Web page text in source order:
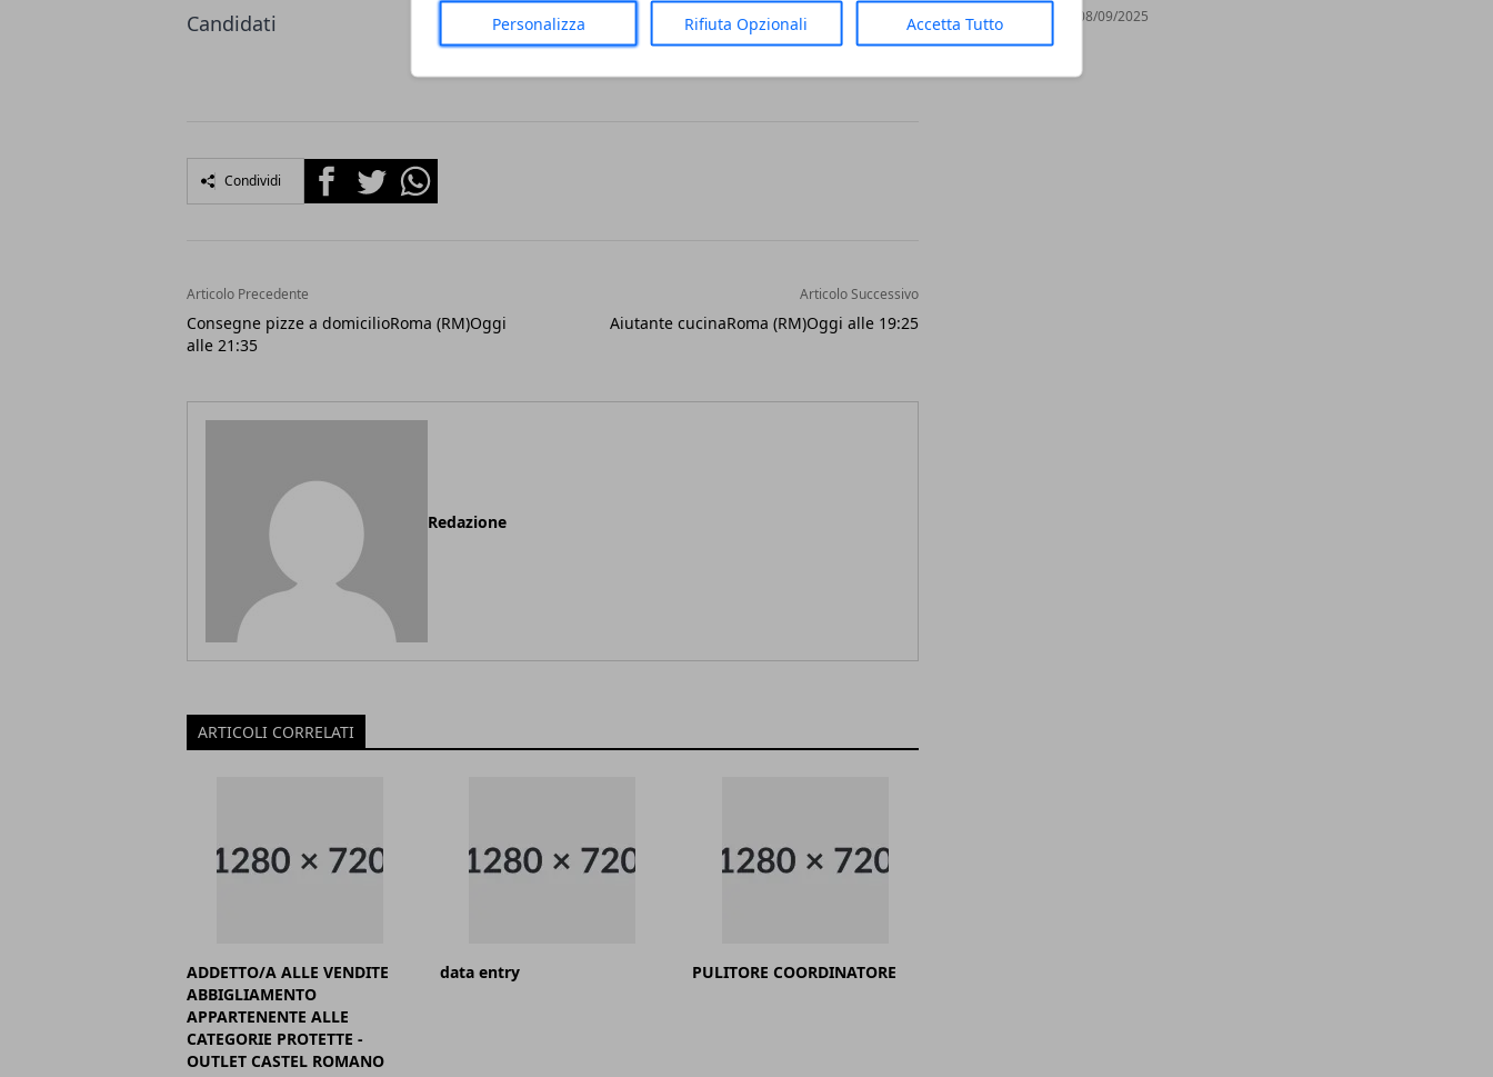
Personalizza Rifiuta Opzionali Accetta Tutto
Candidati
Condividi FacebookTwitterWhatsapp
Articolo Precedente
Consegne pizze a domicilioRoma (RM)Oggi
alle 21:35
Articolo Successivo
Aiutante cucinaRoma (RM)Oggi alle 19:25
Redazione
ARTICOLI CORRELATI
ADDETTO/A ALLE VENDITE
ABBIGLIAMENTO
APPARTENENTE ALLE
CATEGORIE PROTETTE -
OUTLET CASTEL ROMANO
data entry PULITORE COORDINATORE
08/09/2025